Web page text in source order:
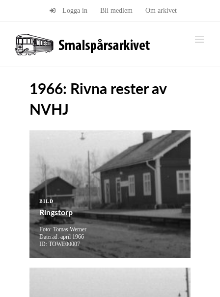
Logga in Bli medlem Om arkivet
1966: Rivna rester av
NVHJ
BILD
Ringstorp
Foto: Tomas Werner
Daterad: april 1966
ID: TOWE00007